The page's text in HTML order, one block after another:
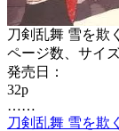
刀剣乱舞 雪を欺
ページ数、サイズ
発売日：
32p
……
刀剣乱舞 雪を欺